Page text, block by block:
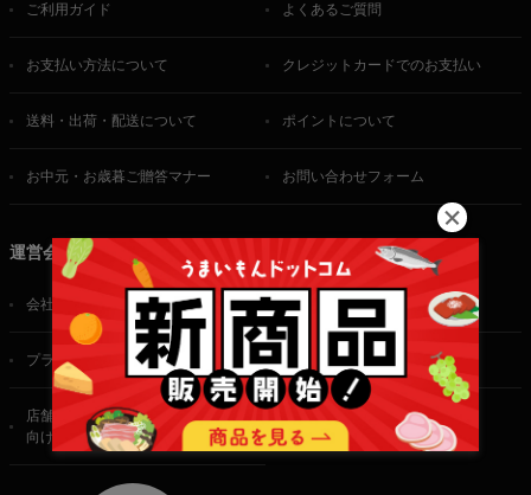
ご利用ガイド よくあるご質問
お支払い方法について クレジットカードでのお支払い
送料・出荷・配送について ポイントについて
お中元・お歳暮ご贈答マナー お問い合わせフォーム
運営会社
会社概要 ご利用規約
プライバシーポリシー 特定商取引法に基づく表記
店舗・法人・生産者様
向けのお問い合わせ